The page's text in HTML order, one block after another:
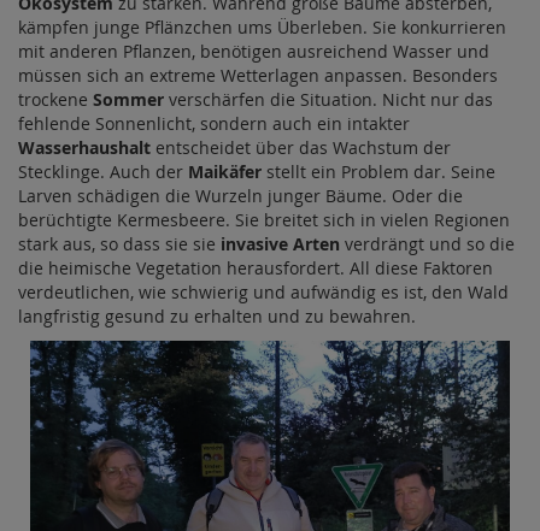
kämpfen junge Pflänzchen ums Überleben. Sie konkurrieren
mit anderen Pflanzen, benötigen ausreichend Wasser und
müssen sich an extreme Wetterlagen anpassen. Besonders
trockene Sommer verschärfen die Situation. Nicht nur das
fehlende Sonnenlicht, sondern auch ein intakter
Wasserhaushalt entscheidet über das Wachstum der
Stecklinge. Auch der Maikäfer stellt ein Problem dar. Seine
Larven schädigen die Wurzeln junger Bäume. Oder die
berüchtigte Kermesbeere. Sie breitet sich in vielen Regionen
stark aus, so dass sie sie invasive Arten verdrängt und so die
die heimische Vegetation herausfordert. All diese Faktoren
verdeutlichen, wie schwierig und aufwändig es ist, den Wald
langfristig gesund zu erhalten und zu bewahren.